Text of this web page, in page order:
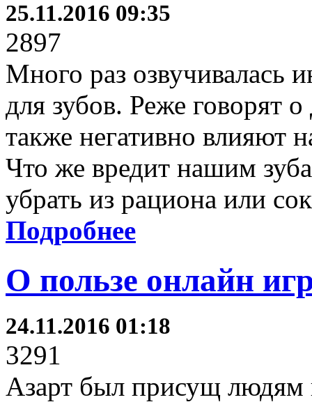
25.11.2016 09:35
2897
Много раз озвучивалась
для зубов. Реже говорят
также негативно влияют
Что же вредит нашим
убрать из рациона или
Подробнее
О пользе онлайн
24.11.2016 01:18
3291
Азарт был присущ людям